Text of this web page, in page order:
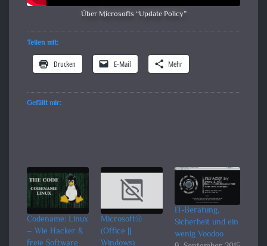
Über Microsofts “Update Policy”
Teilen mit:
Drucken E-Mail Mehr
Gefällt mir:
Codename: Linux
– Wie Hacker &
Microsoft®
(Office ||
IT-Beratung,
Sicherheit und ein
wenig Voodoo